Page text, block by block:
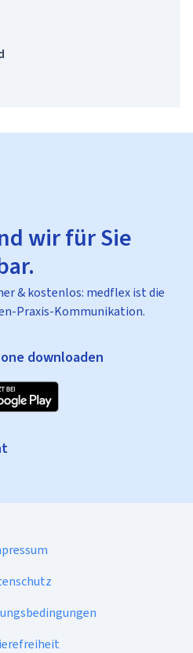
wir für Sie
& kostenlos: medflex ist die
Praxis-Kommunikation.
downloaden